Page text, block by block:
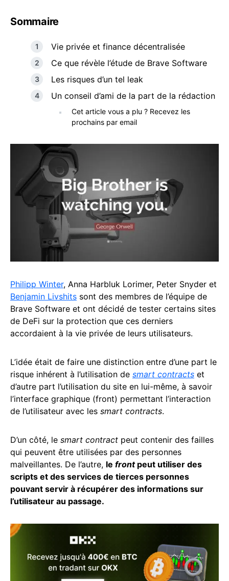
Sommaire
Vie privée et finance décentralisée
Ce que révèle l’étude de Brave Software
Les risques d’un tel leak
Un conseil d’ami de la part de la rédaction
Cet article vous a plu ? Recevez les
prochains par email
Philipp Winter, Anna Harbluk Lorimer, Peter Snyder et
Benjamin Livshits sont des membres de l’équipe de
Brave Software et ont décidé de tester certains sites
de DeFi sur la protection que ces derniers
accordaient à la vie privée de leurs utilisateurs.
L’idée était de faire une distinction entre d’une part le
risque inhérent à l’utilisation de smart contracts et
d’autre part l’utilisation du site en lui-même, à savoir
l’interface graphique (front) permettant l’interaction
de l’utilisateur avec les smart contracts.
D’un côté, le smart contract peut contenir des failles
qui peuvent être utilisées par des personnes
malveillantes. De l’autre, le front peut utiliser des
scripts et des services de tierces personnes
pouvant servir à récupérer des informations sur
l’utilisateur au passage.